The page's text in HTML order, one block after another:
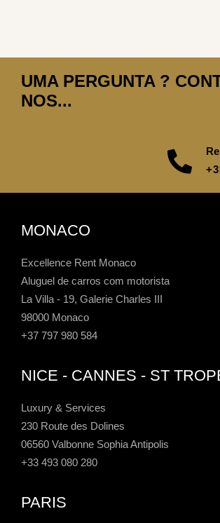
UMA PERGUNTA ?
NOS...
MONACO
Excellence Rent Monaco
Aluguel de carros com motorista
La Villa - 19, Galerie Charles III
98000 Monaco
+37 797 980 584
NICE - CANNES - ST
Luxury & Services
230 Route des Dolines
06560 Valbonne Sophia Antipolis
+33 493 080 280
PARIS